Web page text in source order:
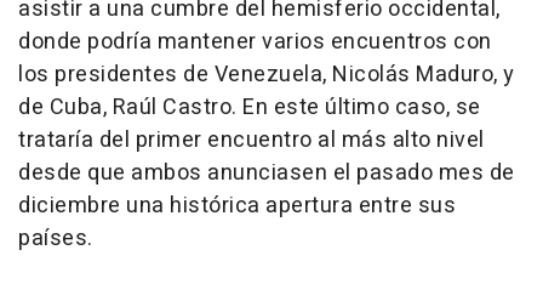
asistir a una cumbre del hemisferio occidental,
donde podría mantener varios encuentros con
los presidentes de Venezuela, Nicolás Maduro, y
de Cuba, Raúl Castro. En este último caso, se
trataría del primer encuentro al más alto nivel
desde que ambos anunciasen el pasado mes de
diciembre una histórica apertura entre sus
países.